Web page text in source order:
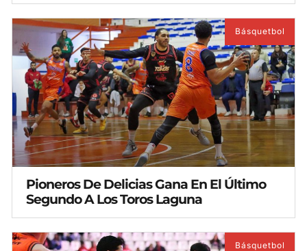
Básquetbol
Pioneros De Delicias Gana En El Último
Segundo A Los Toros Laguna
Básquetbol